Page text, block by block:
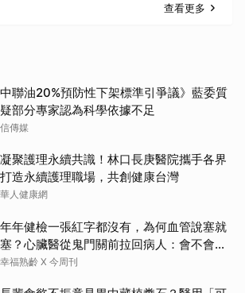
查看更多
中聯油20%預防性下架標準引爭議》藍委質
疑部分專家認為科學依據不足
信傳媒
凝聚護理永續共識！林口長庚醫院攜手各界
打造永續護理職場，共創健康台灣
華人健康網
年年健檢一張紅字都沒有，為何血管說塞就
塞？心臟醫從鬼門關前拉回病人：會不會心
梗要看對數字
幸福熟齡 X 今周刊